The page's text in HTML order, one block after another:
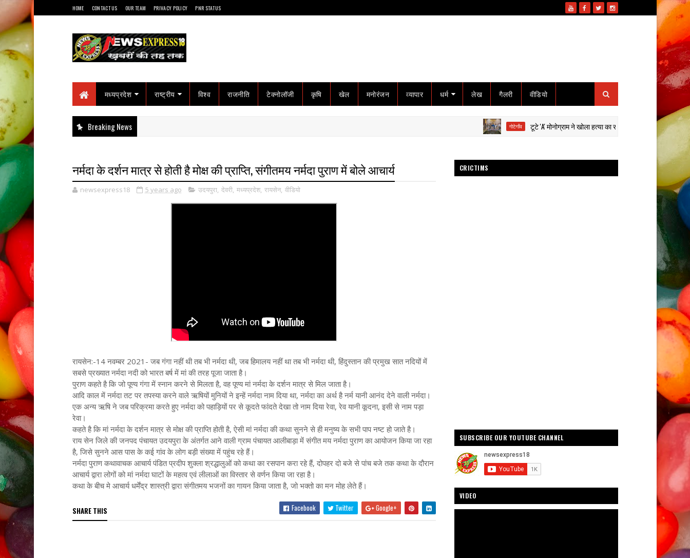
HOME CONTACT US OUR TEAM PRIVACY POLICY PNR STATUS
मध्यप्रदेश राष्ट्रीय विश्व राजनीति टेक्नोलॉजी कृषि खेल मनोरंजन व्यापार धर्म लेख गैलरी वीडियो
Breaking News गोटेगाँव टूटे 'A' मोनोग्राम ने खोला हत्या का राज: हाईवा से कुचलकर सड़क हादसा
नर्मदा के दर्शन मात्र से होती है मोक्ष की प्राप्ति, संगीतमय नर्मदा पुराण में बोले आचार्य
newsexpress18 5 years ago उदयपुरा, देवरी, मध्यप्रदेश, रायसेन, वीडियो
रायसेन:-14 नवम्बर 2021- जब गंगा नहीं थी तब भी नर्मदा थी, जब हिमालय नहीं था तब भी नर्मदा थी, हिंदुस्तान की प्रमुख सात नदियों में
सबसे प्रख्यात नर्मदा नदी को भारत बर्ष में मां की तरह पूजा जाता है।
पुराण कहते है कि जो पूण्य गंगा में स्नान करने से मिलता है, वह पूण्य मां नर्मदा के दर्शन मात्र से मिल जाता है।
आदि काल में नर्मदा तट पर तपस्या करने वाले ऋषियों मुनियों ने इन्हें नर्मदा नाम दिया था, नर्मदा का अर्थ है नर्म यानी आनंद देने वाली नर्मदा।
एक अन्य ऋषि ने जब परिक्रमा करते हुए नर्मदा को पहाड़ियों पर से कूदते फांदते देखा तो नाम दिया रेवा, रेव यानी कूदना, इसी से नाम पड़ा
रेवा।
कहते है कि मां नर्मदा के दर्शन मात्र से मोक्ष की प्राप्ति होती है, ऐसी मां नर्मदा की कथा सुनने से ही मनुष्य के सभी पाप नष्ट हो जाते है।
राय सेन जिले की जनपद पंचायत उदयपुरा के अंतर्गत आने वाली ग्राम पंचायत आलीबाड़ा में संगीत मय नर्मदा पुराण का आयोजन किया जा रहा
है, जिसे सुनने आस पास के कई गांव के लोग बड़ी संख्या में पहुंच रहे हैं।
नर्मदा पुराण कथावाचक आचार्य पंडित प्रदीप शुक्ला श्रद्धालुओं को कथा का रसपान करा रहे हैं, दोपहर दो बजे से पांच बजे तक कथा के दौरान
आचार्य द्वारा लोगों को मां नर्मदा घाटों के महत्व एवं लीलाओं का विस्तार से वर्णन किया जा रहा है।
कथा के बीच मे आचार्य धर्मेंद्र शास्त्री द्वारा संगीतमय भजनों का गायन किया जाता है, जो भक्तो का मन मोह लेते हैं।
SHARE THIS Facebook Twitter Google+
CRICTIMS
SUBSCRIBE OUR YOUTUBE CHANNEL
VIDEO